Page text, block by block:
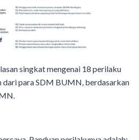
singkat mengenai 18 perilaku
dari para SDM BUMN, berdasarkan